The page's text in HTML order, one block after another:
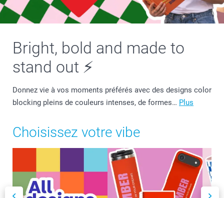
Bright, bold and made to
stand out ⚡
Donnez vie à vos moments préférés avec des designs color
blocking pleins de couleurs intenses, de formes… Plus
Choisissez votre vibe